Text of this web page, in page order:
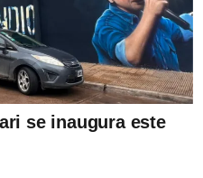
se inaugura este